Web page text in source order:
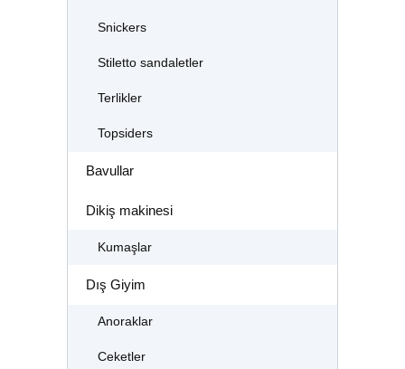
Snickers
Stiletto sandaletler
Terlikler
Topsiders
Bavullar
Dikiş makinesi
Kumaşlar
Dış Giyim
Anoraklar
Ceketler